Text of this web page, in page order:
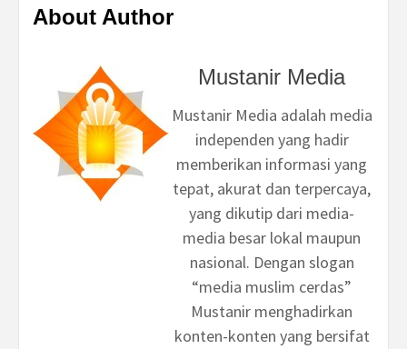
About Author
Mustanir Media
Mustanir Media adalah media
independen yang hadir
memberikan informasi yang
tepat, akurat dan terpercaya,
yang dikutip dari media-
media besar lokal maupun
nasional. Dengan slogan
“media muslim cerdas”
Mustanir menghadirkan
konten-konten yang bersifat